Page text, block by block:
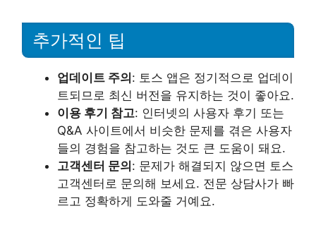
추가적인 팁
업데이트 주의 : 토스 앱은 정기적으로 업데이
트되므로 최신 버전을 유지하는 것이 좋아요.
이용 후기 참고: 인터넷의 사용자 후기 또는
Q&A 사이트에서 비슷한 문제를 겪은 사용자
들의 경험을 참고하는 것도 큰 도움이 돼요.
고객센터 문의 : 문제가 해결되지 않으면 토스
고객센터로 문의해 보세요. 전문 상담사가 빠
르고 정확하게 도와줄 거예요.